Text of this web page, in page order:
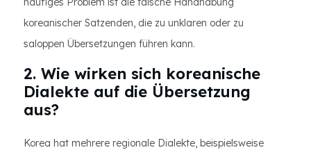
koreanischer Satzenden, die zu unklaren oder zu
saloppen Übersetzungen führen kann.
2. Wie wirken sich koreanische
Dialekte auf die Übersetzung
aus?
Korea hat mehrere regionale Dialekte, beispielsweise